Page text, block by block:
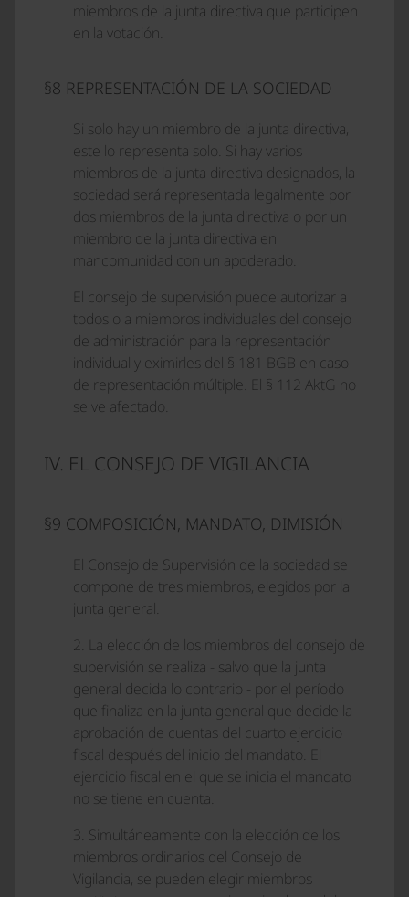
miembros de la junta directiva que participen
en la votación.
§8 REPRESENTACIÓN DE LA SOCIEDAD
Si solo hay un miembro de la junta directiva,
este lo representa solo. Si hay varios
miembros de la junta directiva designados, la
sociedad será representada legalmente por
dos miembros de la junta directiva o por un
miembro de la junta directiva en
mancomunidad con un apoderado.
El consejo de supervisión puede autorizar a
todos o a miembros individuales del consejo
de administración para la representación
individual y eximirles del § 181 BGB en caso
de representación múltiple. El § 112 AktG no
se ve afectado.
IV. EL CONSEJO DE VIGILANCIA
§9 COMPOSICIÓN, MANDATO, DIMISIÓN
El Consejo de Supervisión de la sociedad se
compone de tres miembros, elegidos por la
junta general.
2. La elección de los miembros del consejo de
supervisión se realiza - salvo que la junta
general decida lo contrario - por el período
que finaliza en la junta general que decide la
aprobación de cuentas del cuarto ejercicio
fiscal después del inicio del mandato. El
ejercicio fiscal en el que se inicia el mandato
no se tiene en cuenta.
3. Simultáneamente con la elección de los
miembros ordinarios del Consejo de
Vigilancia, se pueden elegir miembros